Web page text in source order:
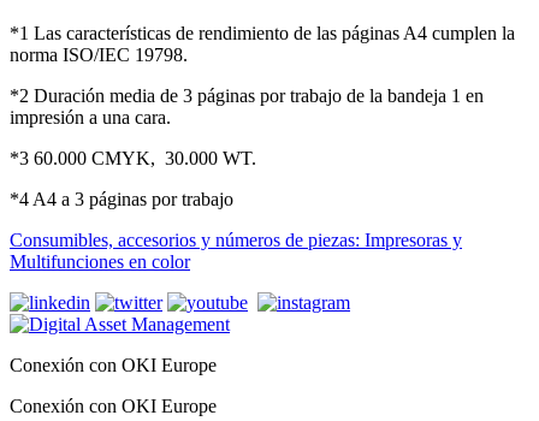
*1 Las características de rendimiento de las páginas A4 cumplen la
norma ISO/IEC 19798.
*2 Duración media de 3 páginas por trabajo de la bandeja 1 en
impresión a una cara.
*3 60.000 CMYK, 30.000 WT.
*4 A4 a 3 páginas por trabajo
Consumibles, accesorios y números de piezas: Impresoras y
Multifunciones en color
Conexión con OKI Europe
Conexión con OKI Europe